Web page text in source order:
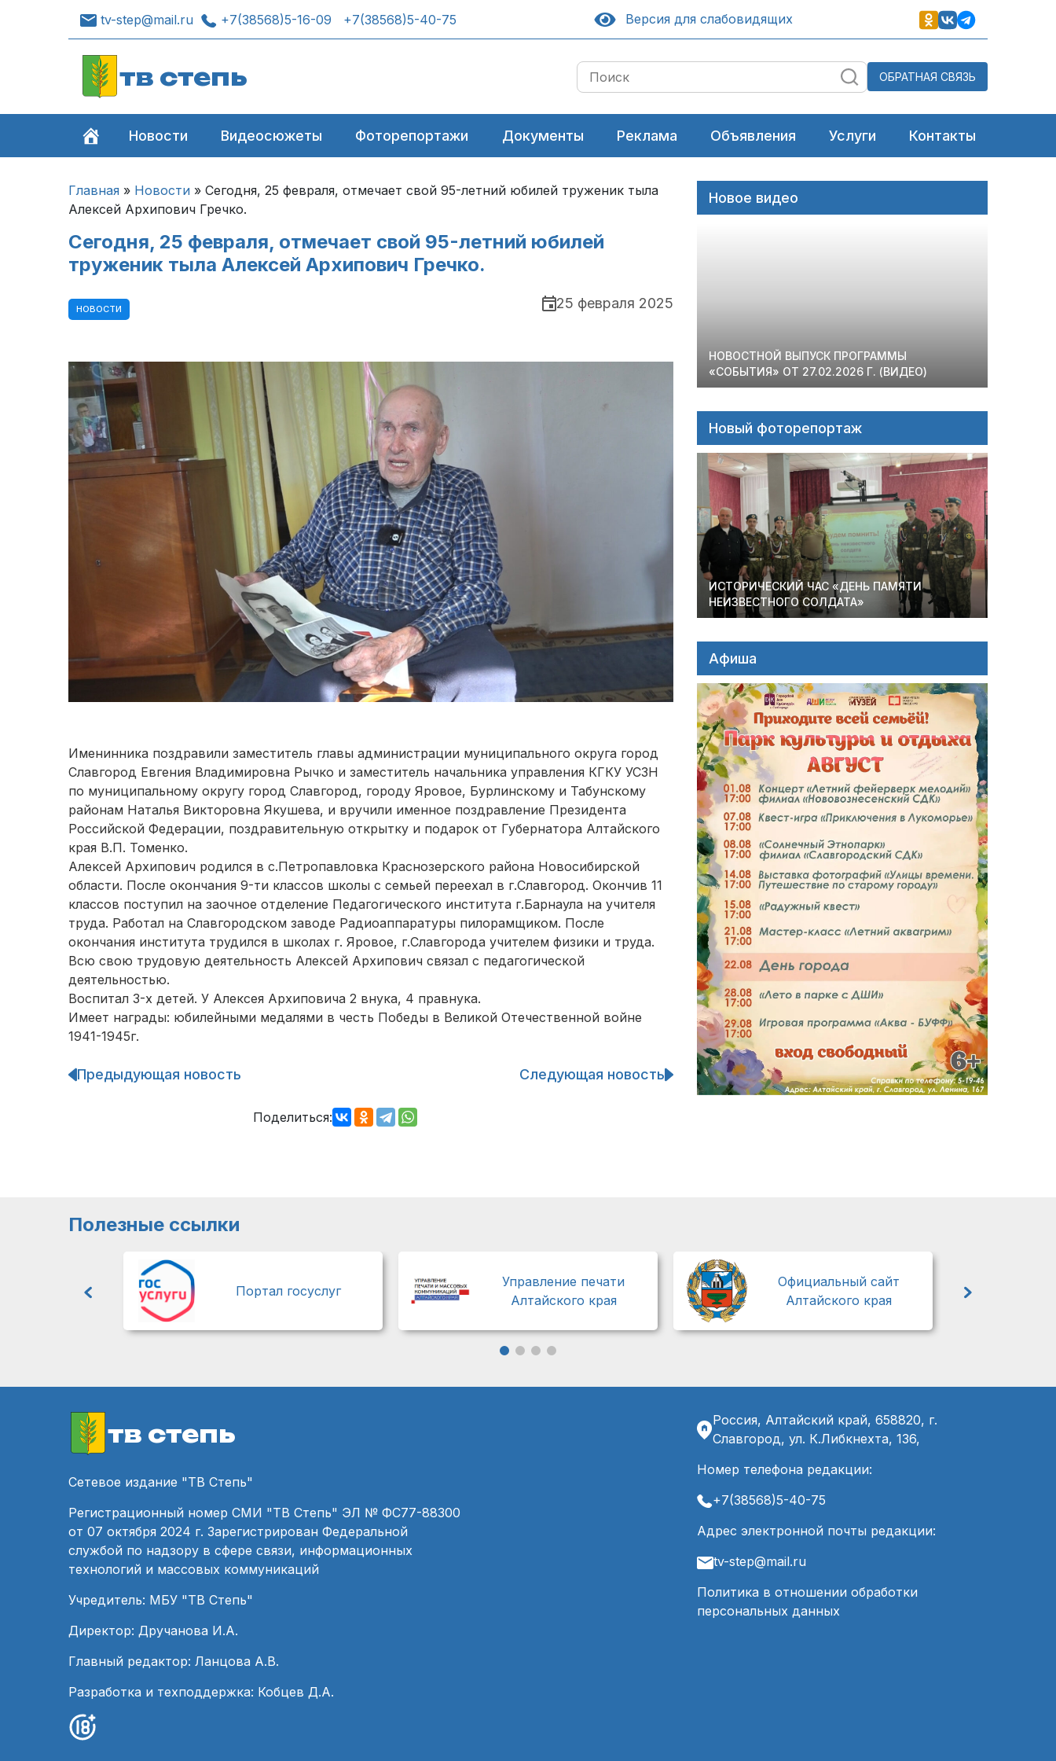
tv-step@mail.ru +7(38568)5-16-09 +7(38568)5-40-75 Версия для слабовидящих
тв степь ОБРАТНАЯ СВЯЗЬ
Новости Видеосюжеты Фоторепортажи Документы Реклама Объявления Услуги Контакты
Главная » Новости » Сегодня, 25 февраля, отмечает свой 95-летний юбилей труженик тыла
Алексей Архипович Гречко.
Сегодня, 25 февраля, отмечает свой 95-летний юбилей
труженик тыла Алексей Архипович Гречко.
НОВОСТИ 25 февраля 2025
Именинника поздравили заместитель главы администрации муниципального округа город
Славгород Евгения Владимировна Рычко и заместитель начальника управления КГКУ УСЗН
по муниципальному округу город Славгород, городу Яровое, Бурлинскому и Табунскому
районам Наталья Викторовна Якушева, и вручили именное поздравление Президента
Российской Федерации, поздравительную открытку и подарок от Губернатора Алтайского
края В.П. Томенко.
Алексей Архипович родился в с.Петропавловка Краснозерского района Новосибирской
области. После окончания 9-ти классов школы с семьей переехал в г.Славгород. Окончив 11
классов поступил на заочное отделение Педагогического института г.Барнаула на учителя
труда. Работал на Славгородском заводе Радиоаппаратуры пилорамщиком. После
окончания института трудился в школах г. Яровое, г.Славгорода учителем физики и труда.
Всю свою трудовую деятельность Алексей Архипович связал с педагогической
деятельностью.
Воспитал 3-х детей. У Алексея Архиповича 2 внука, 4 правнука.
Имеет награды: юбилейными медалями в честь Победы в Великой Отечественной войне
1941-1945г.
Навигация
Предыдующая новость Следующая новость
Поделиться:
Новое видео
НОВОСТНОЙ ВЫПУСК ПРОГРАММЫ
«СОБЫТИЯ» ОТ 27.02.2026 Г. (ВИДЕО)
Новый фоторепортаж
ИСТОРИЧЕСКИЙ ЧАС «ДЕНЬ ПАМЯТИ
НЕИЗВЕСТНОГО СОЛДАТА»
Афиша
Полезные ссылки
Портал госуслуг
Управление печати
Алтайского края
Официальный сайт
Алтайского края
тв степь
Сетевое издание "ТВ Степь"
Регистрационный номер СМИ "ТВ Степь" ЭЛ № ФС77-88300
от 07 октября 2024 г. Зарегистрирован Федеральной
службой по надзору в сфере связи, информационных
технологий и массовых коммуникаций
Учредитель: МБУ "ТВ Степь"
Директор: Дручанова И.А.
Главный редактор: Ланцова А.В.
Разработка и техподдержка: Кобцев Д.А.
Россия, Алтайский край, 658820, г.
Славгород, ул. К.Либкнехта, 136,
Номер телефона редакции:
+7(38568)5-40-75
Адрес электронной почты редакции:
tv-step@mail.ru
Политика в отношении обработки
персональных данных